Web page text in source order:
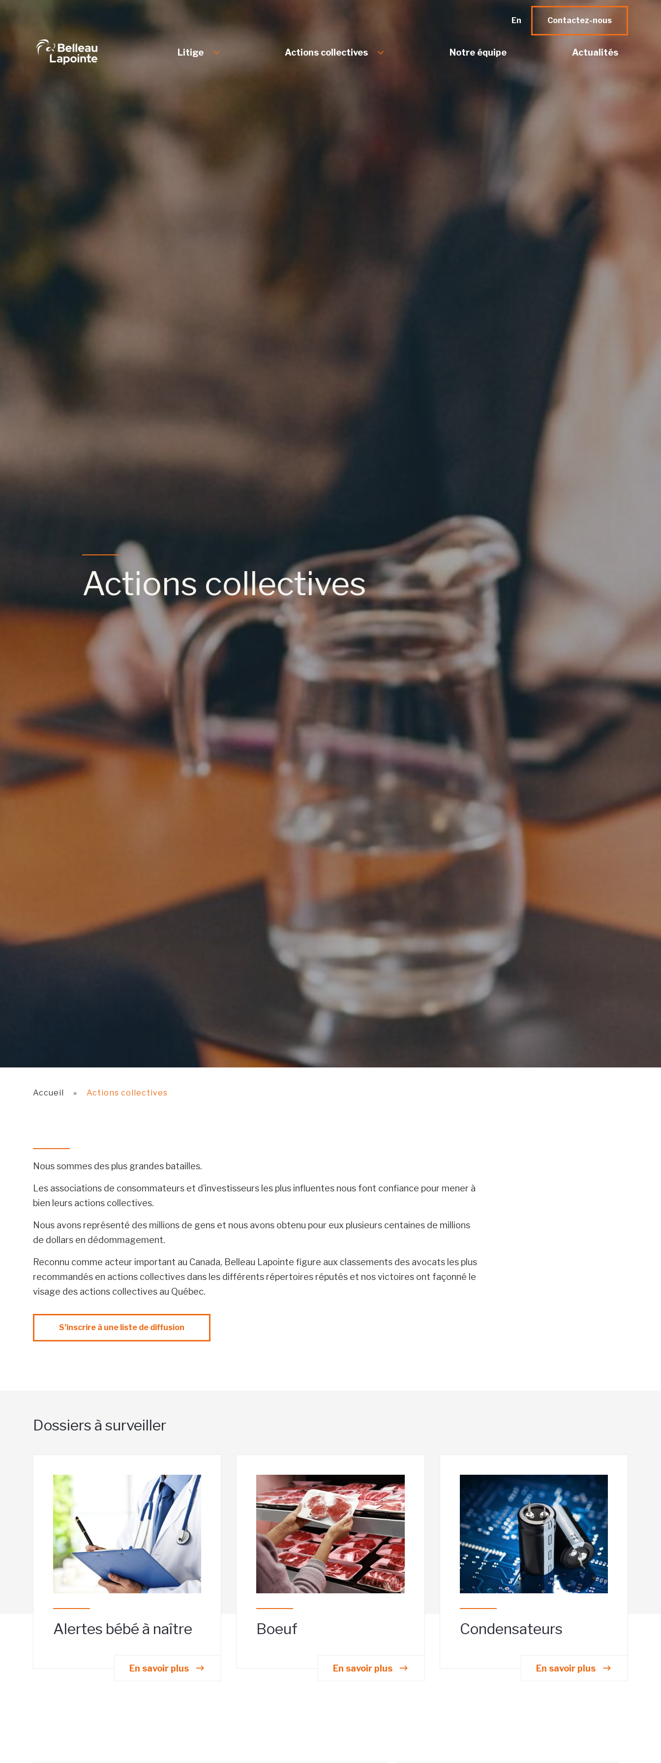
Contactez-nous
En
Actualités
Notre équipe
Actions collectives
Litige
Actions collectives
Accueil » Actions collectives
Nous sommes des plus grandes batailles.
Les associations de consommateurs et d’investisseurs les plus influentes nous font confiance pour mener à
bien leurs actions collectives.
Nous avons représenté des millions de gens et nous avons obtenu pour eux plusieurs centaines de millions
de dollars en dédommagement.
Reconnu comme acteur important au Canada, Belleau Lapointe figure aux classements des avocats les plus
recommandés en actions collectives dans les différents répertoires réputés et nos victoires ont façonné le
visage des actions collectives au Québec.
S’inscrire à une liste de diffusion
Dossiers à surveiller
Alertes bébé à naître
En savoir plus
Boeuf
En savoir plus
Condensateurs
En savoir plus